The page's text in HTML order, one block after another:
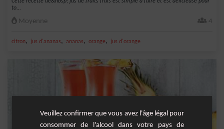
to...
Moyenne 4
citron, jus d'ananas, ananas, orange, jus d'orange
Veuillez confirmer que vous avez l'âge légal pour
consommer de l'alcool dans votre pays de